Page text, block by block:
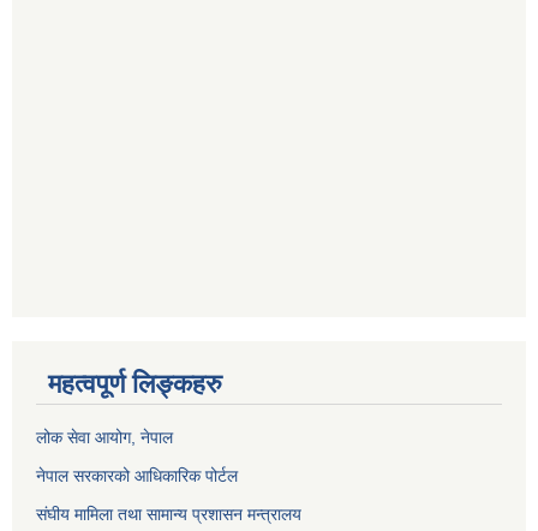
महत्वपूर्ण लिङ्कहरु
लोक सेवा आयोग, नेपाल
नेपाल सरकारको आधिकारिक पोर्टल
संघीय मामिला तथा सामान्य प्रशासन मन्त्रालय